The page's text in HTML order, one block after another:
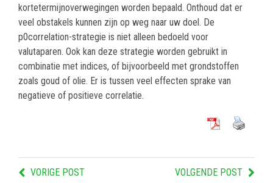
kortetermijnoverwegingen worden bepaald. Onthoud dat er
veel obstakels kunnen zijn op weg naar uw doel. De
p0correlation-strategie is niet alleen bedoeld voor
valutaparen. Ook kan deze strategie worden gebruikt in
combinatie met indices, of bijvoorbeeld met grondstoffen
zoals goud of olie. Er is tussen veel effecten sprake van
negatieve of positieve correlatie.
VORIGE POST VOLGENDE POST